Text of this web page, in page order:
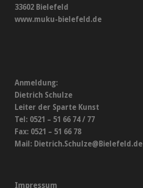
33602 Bielefeld
www.muku-bielefeld.de
Anmeldung:
Dietrich Schulze
Leiter der Sparte Kunst
Tel: 0521 – 51 66 74 / 77
Fax: 0521 – 51 66 78
Mail: Dietrich.Schulze@Bielefeld.de
Impressum